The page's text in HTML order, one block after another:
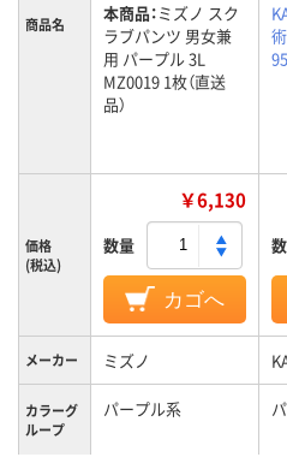
商品名 本商品：ミズノ スク
ラブパンツ 男女兼
用 パープル 3L
MZ0019 1枚（直送
品）
価格
(税込)
￥6,130
数量
カゴへ
メーカー ミズノ
カラーグ
ループ
パープル系